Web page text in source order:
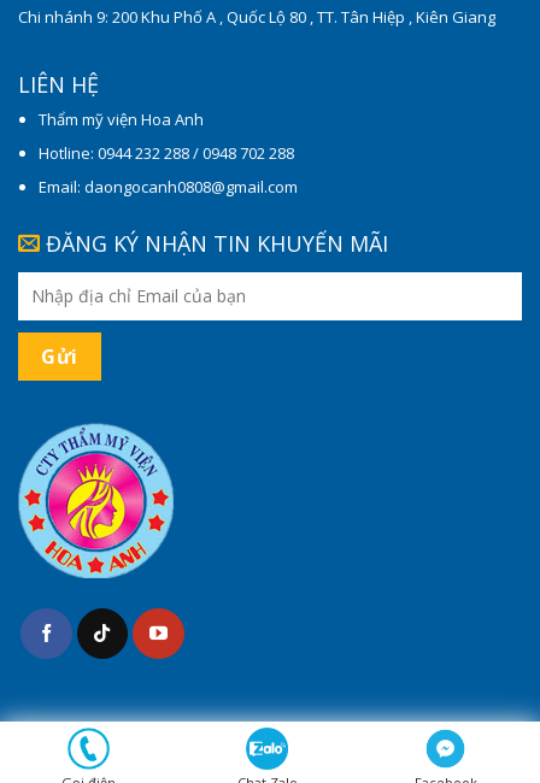
Chi nhánh 9: 200 Khu Phố A , Quốc Lộ 80 , TT. Tân Hiệp , Kiên Giang
LIÊN HỆ
Thẩm mỹ viện Hoa Anh
Hotline: 0944 232 288 / 0948 702 288
Email: daongocanh0808@gmail.com
ĐĂNG KÝ NHẬN TIN KHUYẾN MÃI
(*) Kết quả tùy thuộc cơ địa của mỗi người
Bản quyền 2026 ©Thẩm Mỹ Hoa Anh